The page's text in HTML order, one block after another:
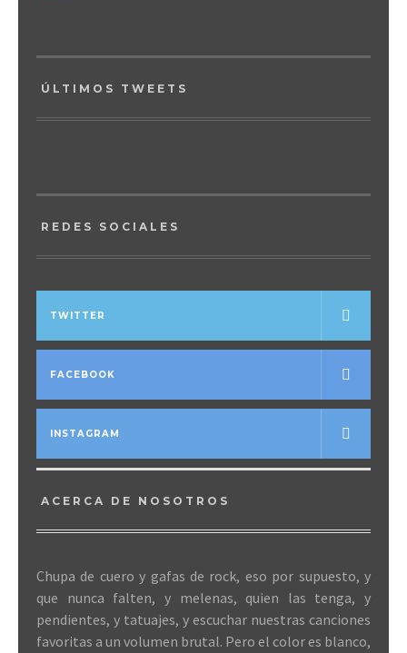
ÚLTIMOS TWEETS
REDES SOCIALES
TWITTER
FACEBOOK
INSTAGRAM
ACERCA DE NOSOTROS
Chupa de cuero y gafas de rock, eso por supuesto, y
que nunca falten, y melenas, quien las tenga, y
pendientes, y tatuajes, y escuchar nuestras canciones
favoritas a un volumen brutal. Pero el color es blanco,